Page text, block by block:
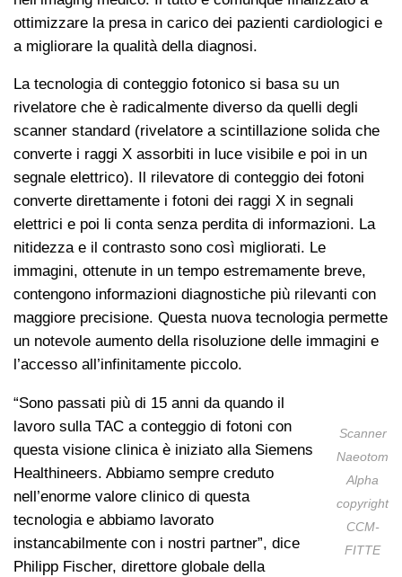
ottimizzare la presa in carico dei pazienti cardiologici e
a migliorare la qualità della diagnosi.
La tecnologia di conteggio fotonico si basa su un
rivelatore che è radicalmente diverso da quelli degli
scanner standard (rivelatore a scintillazione solida che
converte i raggi X assorbiti in luce visibile e poi in un
segnale elettrico). Il rilevatore di conteggio dei fotoni
converte direttamente i fotoni dei raggi X in segnali
elettrici e poi li conta senza perdita di informazioni. La
nitidezza e il contrasto sono così migliorati. Le
immagini, ottenute in un tempo estremamente breve,
contengono informazioni diagnostiche più rilevanti con
maggiore precisione. Questa nuova tecnologia permette
un notevole aumento della risoluzione delle immagini e
l’accesso all’infinitamente piccolo.
Scanner
Naeotom
Alpha
copyright
CCM-
FITTE
“Sono passati più di 15 anni da quando il
lavoro sulla TAC a conteggio di fotoni con
questa visione clinica è iniziato alla Siemens
Healthineers. Abbiamo sempre creduto
nell’enorme valore clinico di questa
tecnologia e abbiamo lavorato
instancabilmente con i nostri partner”, dice
Philipp Fischer, direttore globale della